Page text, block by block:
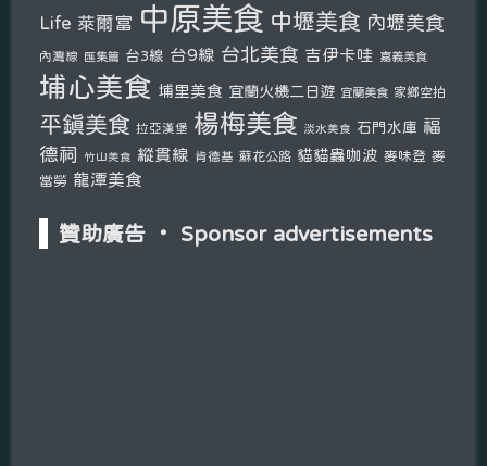
Life 萊爾富 中原美食 中壢美食 內壢美食
內灣線 匯集篇 台3線 台9線 台北美食 吉伊卡哇 嘉義美食
埔心美食 埔里美食 宜蘭火機二日遊 宜蘭美食 家鄉空拍
平鎮美食 拉亞漢堡 楊梅美食 淡水美食 石門水庫 福
德祠
竹山美食 縱貫線 肯德基 蘇花公路 貓貓蟲咖波 麥味登 麥
當勞 龍潭美食
贊助廣告 ‧ Sponsor advertisements